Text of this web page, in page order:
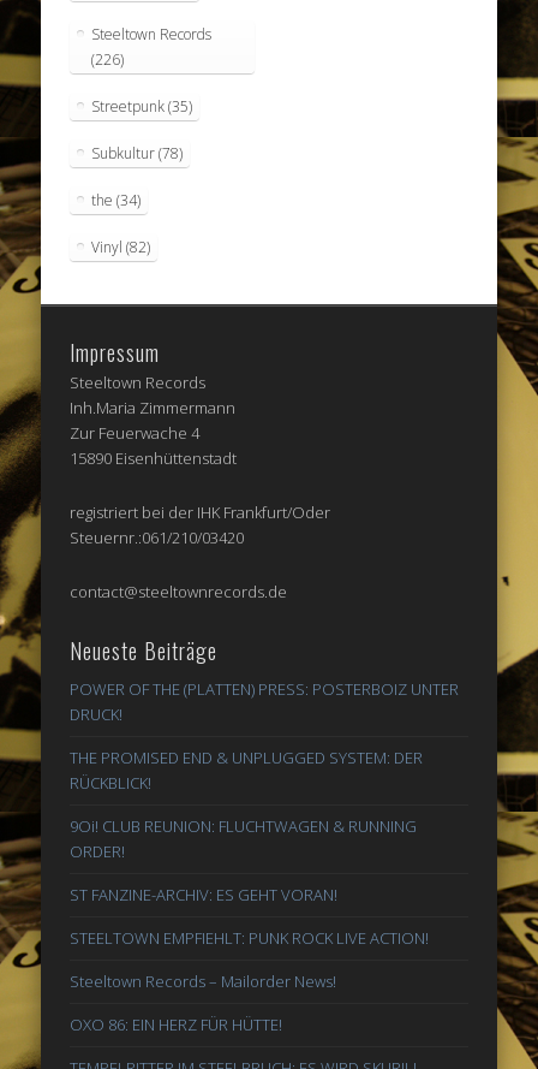
Steeltown Records
(226)
Streetpunk(35)
Subkultur(78)
the (34)
Vinyl (82)
Impressum
Steeltown Records
Inh.Maria Zimmermann
Zur Feuerwache 4
15890 Eisenhüttenstadt
registriert bei der IHK Frankfurt/Oder
Steuernr.:061/210/03420
contact@steeltownrecords.de
Neueste Beiträge
POWER OF THE (PLATTEN) PRESS: POSTERBOIZ UNTER
DRUCK!
THE PROMISED END & UNPLUGGED SYSTEM: DER
RÜCKBLICK!
9Oi! CLUB REUNION: FLUCHTWAGEN & RUNNING
ORDER!
ST FANZINE-ARCHIV: ES GEHT VORAN!
STEELTOWN EMPFIEHLT: PUNK ROCK LIVE ACTION!
Steeltown Records – Mailorder News!
OXO 86: EIN HERZ FÜR HÜTTE!